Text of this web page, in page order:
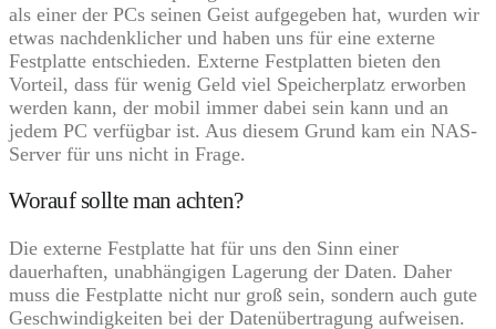
als einer der PCs seinen Geist aufgegeben hat, wurden wir
etwas nachdenklicher und haben uns für eine externe
Festplatte entschieden. Externe Festplatten bieten den
Vorteil, dass für wenig Geld viel Speicherplatz erworben
werden kann, der mobil immer dabei sein kann und an
jedem PC verfügbar ist. Aus diesem Grund kam ein NAS-
Server für uns nicht in Frage.
Worauf sollte man achten?
Die externe Festplatte hat für uns den Sinn einer
dauerhaften, unabhängigen Lagerung der Daten. Daher
muss die Festplatte nicht nur groß sein, sondern auch gute
Geschwindigkeiten bei der Datenübertragung aufweisen.